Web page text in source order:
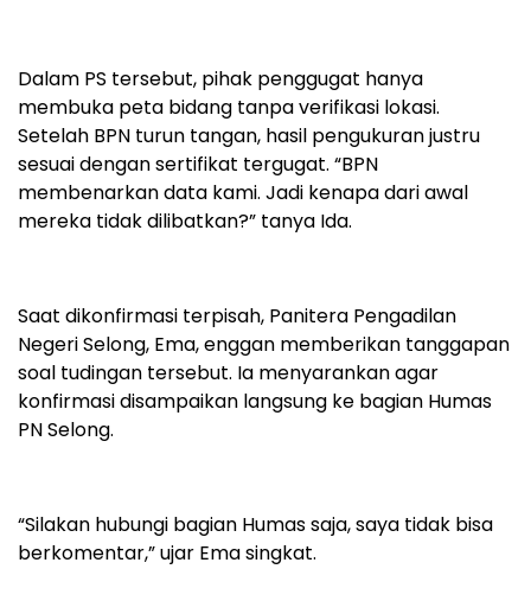
Dalam PS tersebut, pihak penggugat hanya
membuka peta bidang tanpa verifikasi lokasi.
Setelah BPN turun tangan, hasil pengukuran justru
sesuai dengan sertifikat tergugat. “BPN
membenarkan data kami. Jadi kenapa dari awal
mereka tidak dilibatkan?” tanya Ida.
Saat dikonfirmasi terpisah, Panitera Pengadilan
Negeri Selong, Ema, enggan memberikan tanggapan
soal tudingan tersebut. Ia menyarankan agar
konfirmasi disampaikan langsung ke bagian Humas
PN Selong.
“Silakan hubungi bagian Humas saja, saya tidak bisa
berkomentar,” ujar Ema singkat.